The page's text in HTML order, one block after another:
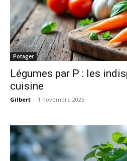
Potager
Légumes par P : les
cuisine
Gilbert - 1 novembre 2025